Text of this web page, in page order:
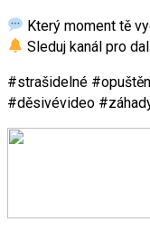
Který moment tě
Sleduj kanál pro
#strašidelné
#děsivévideo